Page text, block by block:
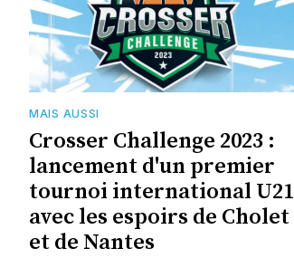
MAIS AUSSI
Crosser Challenge 2023 :
lancement d'un premier
tournoi international U21
avec les espoirs de Cholet
et de Nantes